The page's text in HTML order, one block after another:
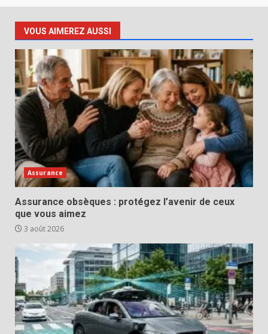
VOUS AIMEREZ AUSSI
Assurance
Assurance obsèques : protégez l’avenir de ceux
que vous aimez
3 août 2026